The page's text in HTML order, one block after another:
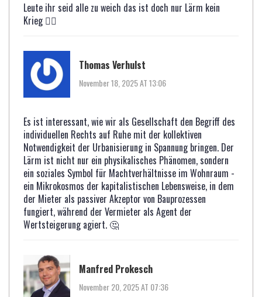
Leute ihr seid alle zu weich das ist doch nur Lärm kein
Krieg 🤷‍♂️
Thomas Verhulst
November 18, 2025 AT 13:06
Es ist interessant, wie wir als Gesellschaft den Begriff des
individuellen Rechts auf Ruhe mit der kollektiven
Notwendigkeit der Urbanisierung in Spannung bringen. Der
Lärm ist nicht nur ein physikalisches Phänomen, sondern
ein soziales Symbol für Machtverhältnisse im Wohnraum -
ein Mikrokosmos der kapitalistischen Lebensweise, in dem
der Mieter als passiver Akzeptor von Bauprozessen
fungiert, während der Vermieter als Agent der
Wertsteigerung agiert. 🤔
Manfred Prokesch
November 20, 2025 AT 07:36